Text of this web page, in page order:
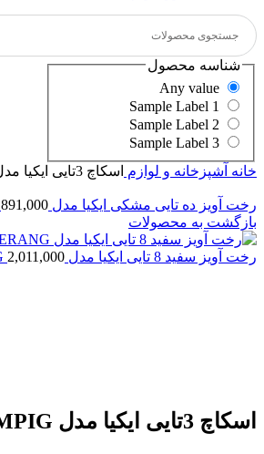
شناسه محصول
خانه آشپزخانه و لوازم اسكاچ 3تايی ايكيا مدل SVAMPIG
رخت آويز ده تايی مشكی ايكيا مدل SPRUTTIG 891,000
بازگشت به محصولات
رخت آويز سفيد 8 تايی ایکیا مدل BUMERANG 2,011,000
اسكاچ 3تايی ايكيا مدل SVAMPIG